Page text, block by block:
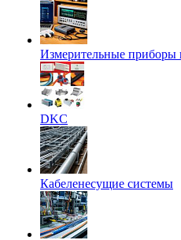
Измерительные
DKC
Кабеленесущие системы